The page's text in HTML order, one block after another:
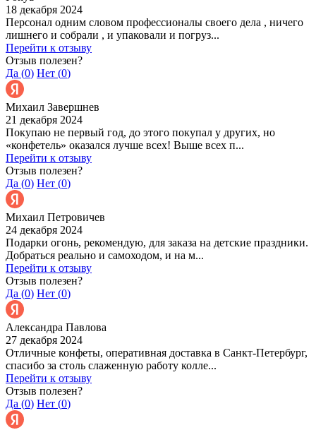
18 декабря 2024
Персонал одним словом профессионалы своего дела , ничего
лишнего и собрали , и упаковали и погруз...
Перейти к отзыву
Отзыв полезен?
Да (0) Нет (0)
Михаил Завершнев
21 декабря 2024
Покупаю не первый год, до этого покупал у других, но
«конфетель» оказался лучше всех! Выше всех п...
Перейти к отзыву
Отзыв полезен?
Да (0) Нет (0)
Михаил Петровичев
24 декабря 2024
Подарки огонь, рекомендую, для заказа на детские праздники.
Добраться реально и самоходом, и на м...
Перейти к отзыву
Отзыв полезен?
Да (0) Нет (0)
Александра Павлова
27 декабря 2024
Отличные конфеты, оперативная доставка в Санкт-Петербург,
спасибо за столь слаженную работу колле...
Перейти к отзыву
Отзыв полезен?
Да (0) Нет (0)